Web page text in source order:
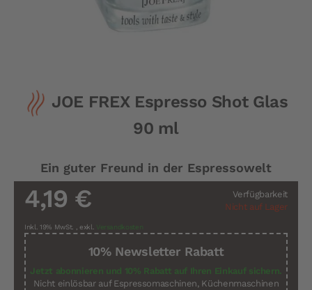
Anfang
JOE FREX Espresso Shot Glas
90 ml
Ein guter Freund in der Espressowelt
Verfügbarkeit
Nicht auf Lager
4,19 €
Inkl. 19% MwSt. , exkl. Versandkosten
10% Newsletter Rabatt
Jetzt abonnieren und 10% Rabatt auf Ihren Einkauf sichern.
Nicht einlösbar auf Espressomaschinen, Küchenmaschinen